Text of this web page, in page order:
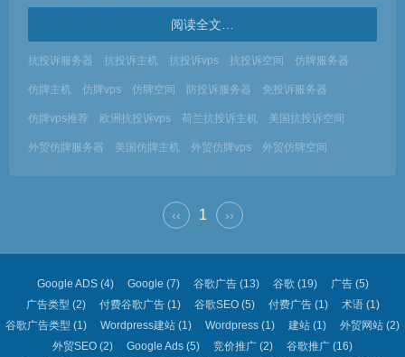
阅读全文…
抗投诉服务器 抗投诉主机 抗投诉vps 抗投诉空间 仿牌服务器
仿牌主机 仿牌vps 仿牌空间 防投诉服务器 免投诉服务器
仿牌vps推荐 欧洲抗投诉vps 荷兰抗投诉主机 美国抗投诉空间
外贸仿牌服务器 美国仿牌主机 外贸仿牌vps 外贸仿牌空间
‹‹ 1 ››
Google ADS(4) Google (7) 谷歌广告(13) 谷歌 (19) 广告(5)
广告类型 (2) 付费谷歌广告(1) 谷歌SEO(5) 付费广告(1) 术语(1)
谷歌广告类型 (1) Wordpress建站 (1) Wordpress (1) 建站 (1) 外贸网站 (2)
外贸SEO (2) Google Ads (5) 竞价推广 (2) 谷歌推广 (16)